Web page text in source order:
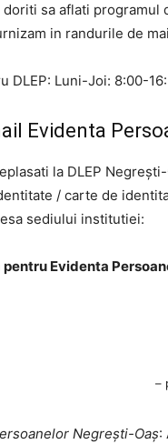
sa aflati programul
in randurile de
DLEP: Luni-Joi: 8:00-
Evidenta
la DLEP
/ carte de
sediului institutiei:
Evidenta
–
Negrești-Oaș: